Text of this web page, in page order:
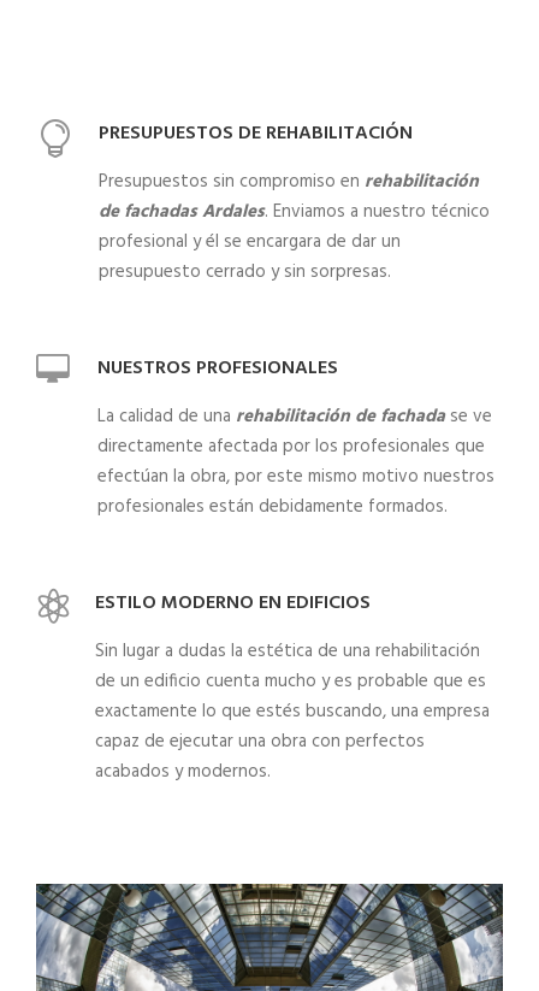
PRESUPUESTOS DE REHABILITACIÓN
Presupuestos sin compromiso en rehabilitación
de fachadas Ardales. Enviamos a nuestro técnico
profesional y él se encargara de dar un
presupuesto cerrado y sin sorpresas.
NUESTROS PROFESIONALES
La calidad de una rehabilitación de fachadase ve
directamente afectada por los profesionales que
efectúan la obra, por este mismo motivo nuestros
profesionales están debidamente formados.
ESTILO MODERNO EN EDIFICIOS
Sin lugar a dudas la estética de una rehabilitación
de un edificio cuenta mucho y es probable que es
exactamente lo que estés buscando, una empresa
capaz de ejecutar una obra con perfectos
acabados y modernos.